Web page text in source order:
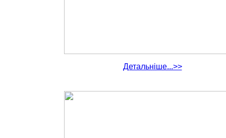
Детальніше...>>